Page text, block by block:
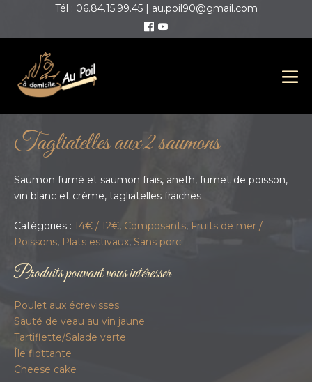
Tél : 06.84.15.99.45 | au.poil90@gmail.com
Tagliatelles aux 2 saumons
Saumon fumé et saumon frais, aneth, fumet de poisson,
vin blanc et crème, tagliatelles fraiches
Catégories : 14€ / 12€, Composants, Fruits de mer /
Poissons, Plats estivaux, Sans porc
Produits pouvant vous intéresser
Poulet aux écrevisses
Sauté de veau au vin jaune
Tartiflette/Salade verte
Île flottante
Cheese cake